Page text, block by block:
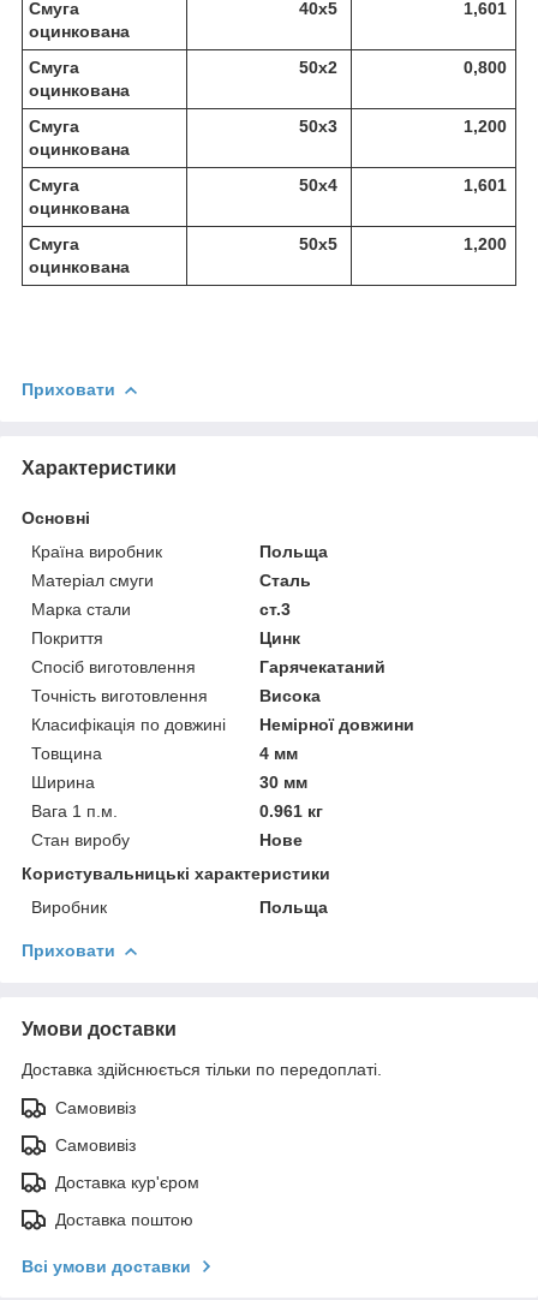
Смуга
оцинкована
40х5 1,601
Смуга
оцинкована
50х2 0,800
Смуга
оцинкована
50х3 1,200
Смуга
оцинкована
50х4 1,601
Смуга
оцинкована
50х5 1,200
Приховати
Характеристики
Основні
Країна виробник
Польща
Матеріал смуги
Сталь
Марка стали
ст.3
Покриття
Цинк
Спосіб виготовлення
Гарячекатаний
Точність виготовлення
Висока
Класифікація по довжині
Немірної довжини
Товщина
4 мм
Ширина
30 мм
Вага 1 п.м.
0.961 кг
Стан виробу
Нове
Користувальницькі характеристики
Виробник
Польща
Приховати
Умови доставки
Доставка здійснюється тільки по передоплаті.
Самовивіз
Самовивіз
Доставка кур'єром
Доставка поштою
Всі умови доставки